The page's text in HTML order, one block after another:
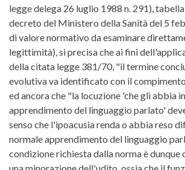
legge delega 26 luglio 1988 n. 291),
decreto del Ministero della Sanità del 5
di valore normativo da esaminare
legittimità), si precisa che ai fini
della citata legge 381/70, "il termine
evolutiva va identificato con il
ed ancora che "la locuzione 'che gli abbia
apprendimento del linguaggio parlato'
senso che l'ipoacusia renda o abbia reso
normale apprendimento del linguaggio
condizione richiesta dalla norma è dunque